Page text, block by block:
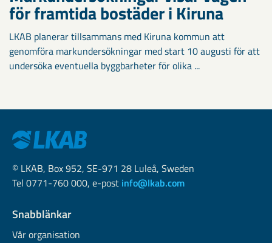
för framtida bostäder i Kiruna
LKAB planerar tillsammans med Kiruna kommun att
genomföra markundersökningar med start 10 augusti för att
undersöka eventuella byggbarheter för olika ...
© LKAB, Box 952, SE-971 28 Luleå, Sweden
Tel 0771-760 000, e-post info@lkab.com
Snabblänkar
Vår organisation